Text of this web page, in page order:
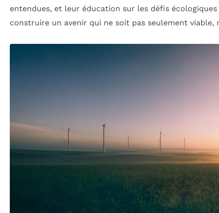
entendues, et leur éducation sur les défis
construire un avenir qui ne soit pas seulement viable,